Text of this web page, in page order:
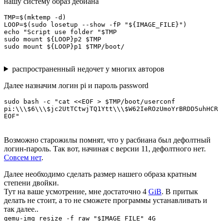
TMP=$(mktemp -d)
LOOP=$(sudo losetup --show -fP "${IMAGE_FILE}")
echo "Script use folder "$TMP
sudo mount ${LOOP}p2 $TMP
sudo mount ${LOOP}p1 $TMP/boot/
распространенный недочет у многих авторов
Далее назначим логин pi и пароль password
sudo bash -c "cat <<EOF > $TMP/boot/userconf
EOF"
Возможно старожилы помнят, что у расбиана был дефолтный
логин-пароль. Так вот, начиная с версии 11, дефолтного нет.
Совсем нет.
Далее необходимо сделать размер нашего образа кратным
степени двойки.
Тут на ваше усмотрение, мне достаточно 4 GiB. В притык
делать не стоит, а то не сможете программы устанавливать и
так далее..
qemu-img resize -f raw "$IMAGE_FILE" 4G